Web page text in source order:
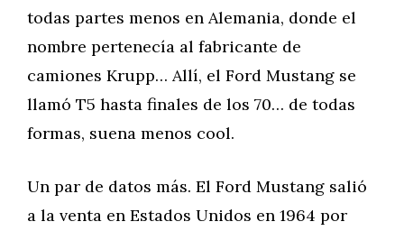
todas partes menos en Alemania, donde el
nombre pertenecía al fabricante de
camiones Krupp… Allí, el Ford Mustang se
llamó T5 hasta finales de los 70… de todas
formas, suena menos cool.
Un par de datos más. El Ford Mustang salió
a la venta en Estados Unidos en 1964 por